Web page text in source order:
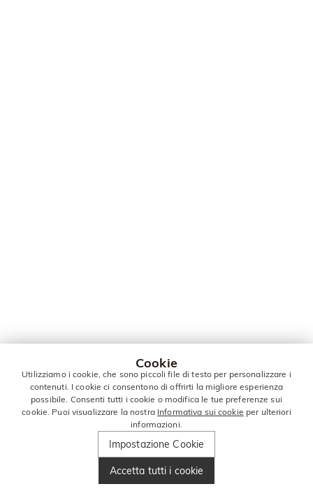
Cookie
Utilizziamo i cookie, che sono piccoli file di testo per personalizzare i
contenuti. I cookie ci consentono di offrirti la migliore esperienza
possibile. Consenti tutti i cookie o modifica le tue preferenze sui
cookie. Puoi visualizzare la nostra Informativa sui cookie per ulteriori
informazioni.
Impostazione Cookie
Accetta tutti i cookie